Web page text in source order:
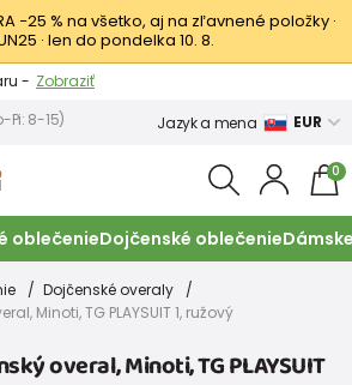
−25 % na všetko, aj na zľavnené položky ·
· len do pondelka 10. 8.
- Zobraziť
- Podmienky
Pi: 8-15) Jazyk a mena EUR
0
oblečenieDojčenské oblečenie
Dojčenské overaly
Minoti, TG PLAYSUIT 1, ružový
overal, Minoti, TG PLAYSUIT